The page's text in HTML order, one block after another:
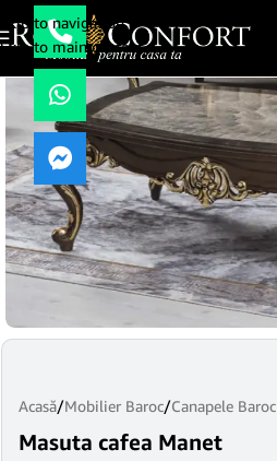
Skip to navigation
Skip to main content
Acasă/Mobilier Baroc/Canapele Baroc
Masuta cafea Manet